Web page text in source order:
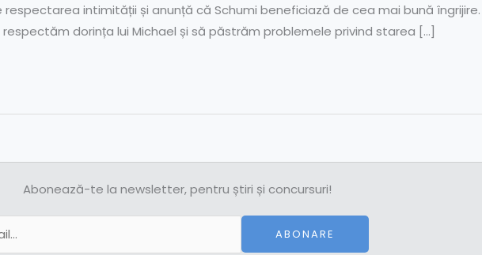
respectarea intimității și anunță că Schumi beneficiază de cea mai bună îngrijire.
dorința lui Michael și să păstrăm problemele privind starea […]
Abonează-te la newsletter, pentru știri și concursuri!
ABONARE